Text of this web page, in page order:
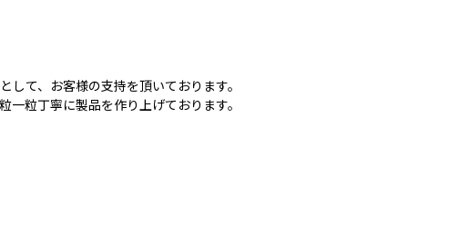
て、お客様の支持を頂いております。
粒丁寧に製品を作り上げております。